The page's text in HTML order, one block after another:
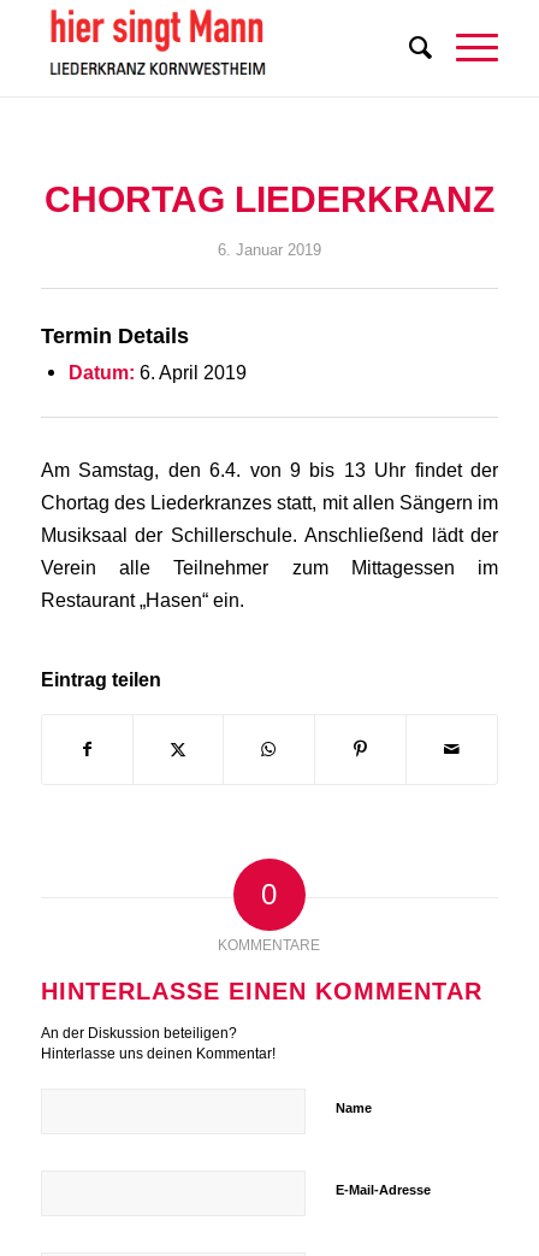
CHORTAG LIEDERKRANZ
6. Januar 2019
Termin Details
Datum: 6. April 2019
Am Samstag, den 6.4. von 9 bis 13 Uhr findet der
Chortag des Liederkranzes statt, mit allen Sängern im
Musiksaal der Schillerschule. Anschließend lädt der
Verein alle Teilnehmer zum Mittagessen im
Restaurant „Hasen“ ein.
Eintrag teilen
0
KOMMENTARE
HINTERLASSE EINEN KOMMENTAR
An der Diskussion beteiligen?
Hinterlasse uns deinen Kommentar!
Name
E-Mail-Adresse